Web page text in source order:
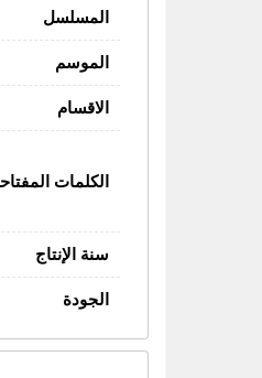
المسلسل
الموسم
الاقسام
الكلمات
سنة الإنتاج
الجودة